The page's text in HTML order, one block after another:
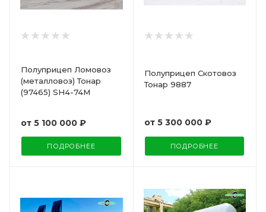
Полуприцеп Ломовоз
(металловоз) Тонар
(97465) SH4-74M
от 5 100 000 ₽
ПОДРОБНЕЕ
Полуприцеп Скотовоз
Тонар 9887
от 5 300 000 ₽
ПОДРОБНЕЕ